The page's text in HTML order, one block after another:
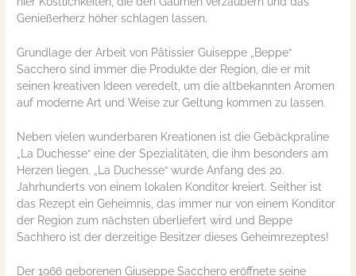
Genießerherz höher schlagen lassen.
Grundlage der Arbeit von Pâtissier Guiseppe „Beppe“
Sacchero sind immer die Produkte der Region, die er mit
seinen kreativen Ideen veredelt, um die altbekannten Aromen
auf moderne Art und Weise zur Geltung kommen zu lassen.
Neben vielen wunderbaren Kreationen ist die Gebäckpraline
„La Duchesse“ eine der Spezialitäten, die ihm besonders am
Herzen liegen. „La Duchesse“ wurde Anfang des 20.
Jahrhunderts von einem lokalen Konditor kreiert. Seither ist
das Rezept ein Geheimnis, das immer nur von einem Konditor
der Region zum nächsten überliefert wird und Beppe
Sachhero ist der derzeitige Besitzer dieses Geheimrezeptes!
Der 1966 geborenen Giuseppe Sacchero eröffnete seine